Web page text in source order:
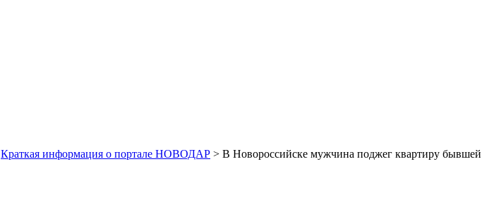
Краткая информация о портале НОВОДАР > В Новороссийске мужчина поджег квартиру бывшей